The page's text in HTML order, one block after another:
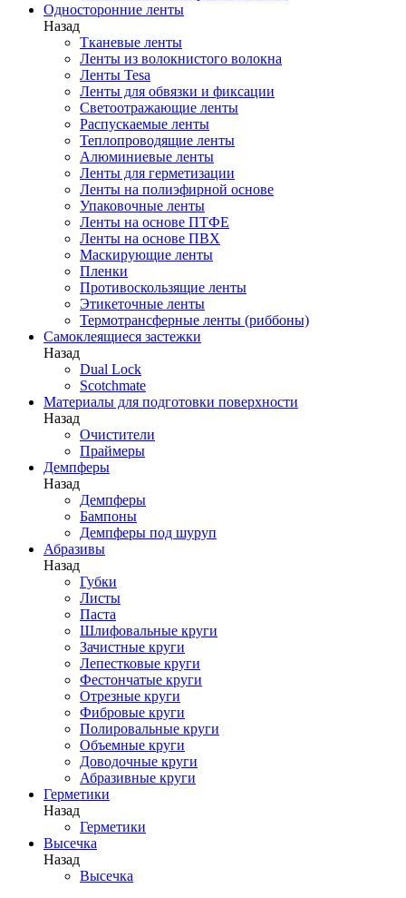
Односторонние ленты
Назад
Тканевые ленты
Ленты из волокнистого волокна
Ленты Tesa
Ленты для обвязки и фиксации
Светоотражающие ленты
Распускаемые ленты
Теплопроводящие ленты
Алюминиевые ленты
Ленты для герметизации
Ленты на полиэфирной основе
Упаковочные ленты
Ленты на основе ПТФЕ
Ленты на основе ПВХ
Маскирующие ленты
Пленки
Противоскользящие ленты
Этикеточные ленты
Термотрансферные ленты (риббоны)
Cамоклеящиеся застежки
Назад
Dual Lock
Scotchmate
Материалы для подготовки поверхности
Назад
Очистители
Праймеры
Демпферы
Назад
Демпферы
Бампоны
Демпферы под шуруп
Абразивы
Назад
Губки
Листы
Паста
Шлифовальные круги
Зачистные круги
Лепестковые круги
Фестончатые круги
Отрезные круги
Фибровые круги
Полировальные круги
Объемные круги
Доводочные круги
Абразивные круги
Герметики
Назад
Герметики
Высечка
Назад
Высечка